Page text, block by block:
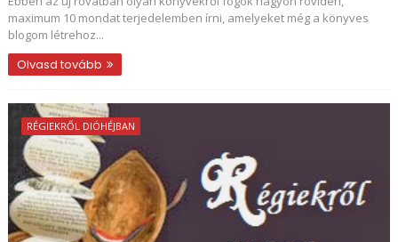
maximum 10 mondat terjedelemben írni, amelyeket még a könyves
blogom létrehoz...
Olvasd tovább
RÉGIEKRŐL DIÓHÉJBAN